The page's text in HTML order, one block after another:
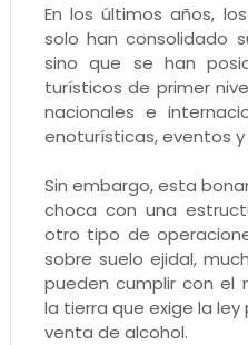
En los últimos años,
solo han consolidado
sino que se han
turísticos de primer
nacionales e
enoturísticas, eventos
Sin embargo, esta
choca con una
otro tipo de
sobre suelo ejidal,
pueden cumplir con el
la tierra que exige la
venta de alcohol.